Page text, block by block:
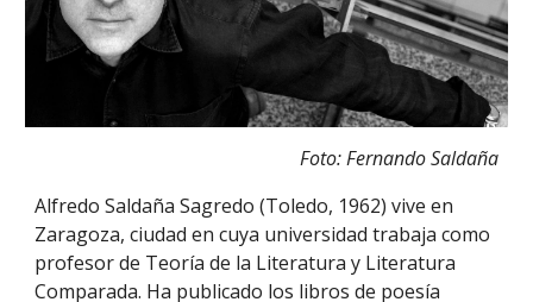
Foto: Fernando Saldaña
Alfredo Saldaña Sagredo (Toledo, 1962) vive en
Zaragoza, ciudad en cuya universidad trabaja como
profesor de Teoría de la Literatura y Literatura
Comparada. Ha publicado los libros de poesía